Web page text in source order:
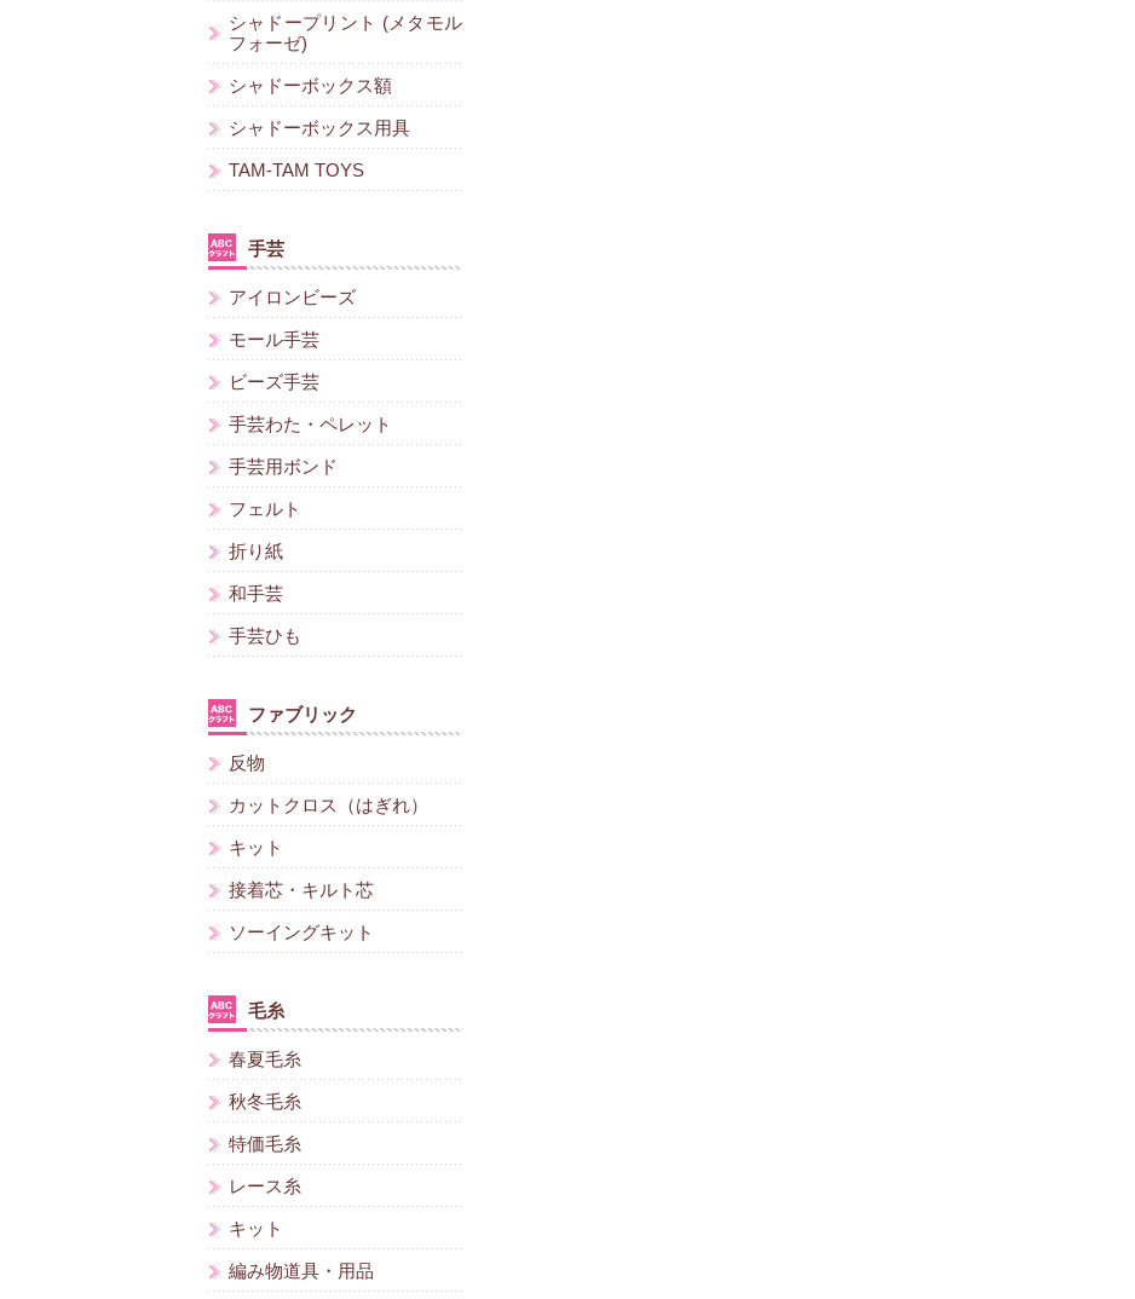
シャドープリント (メタモル
フォーゼ)
シャドーボックス額
シャドーボックス用具
TAM-TAM TOYS
手芸
アイロンビーズ
モール手芸
ビーズ手芸
手芸わた・ペレット
手芸用ボンド
フェルト
折り紙
和手芸
手芸ひも
ファブリック
反物
カットクロス（はぎれ）
キット
接着芯・キルト芯
ソーイングキット
毛糸
春夏毛糸
秋冬毛糸
特価毛糸
レース糸
キット
編み物道具・用品